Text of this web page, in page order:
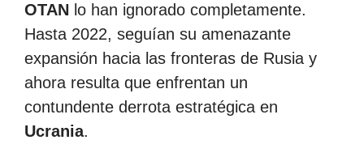
OTAN lo han ignorado completamente.
Hasta 2022, seguían su amenazante
expansión hacia las fronteras de Rusia y
ahora resulta que enfrentan un
contundente derrota estratégica en
Ucrania.